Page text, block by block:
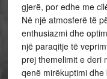
gjerë, por edhe me
Në një atmosferë të
enthusiazmi dhe
një paraqitje të
prej themelimit e deri
qenë mirëkuptimi